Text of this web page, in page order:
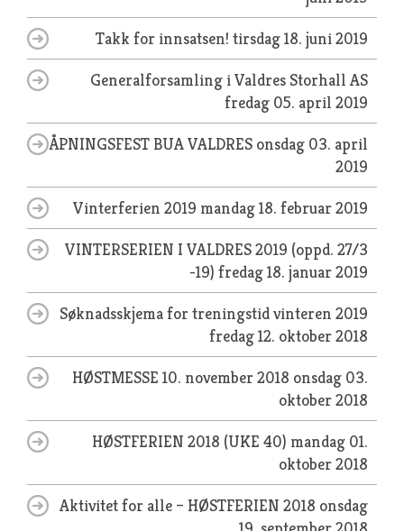
Takk for innsatsen! tirsdag 18. juni 2019
Generalforsamling i Valdres Storhall AS
fredag 05. april 2019
ÅPNINGSFEST BUA VALDRES onsdag 03. april
2019
Vinterferien 2019 mandag 18. februar 2019
VINTERSERIEN I VALDRES 2019 (oppd. 27/3
-19) fredag 18. januar 2019
Søknadsskjema for treningstid vinteren 2019
fredag 12. oktober 2018
HØSTMESSE 10. november 2018 onsdag 03.
oktober 2018
HØSTFERIEN 2018 (UKE 40) mandag 01.
oktober 2018
Aktivitet for alle – HØSTFERIEN 2018 onsdag